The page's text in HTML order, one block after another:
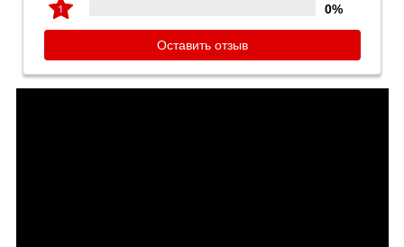
0%
Оставить отзыв